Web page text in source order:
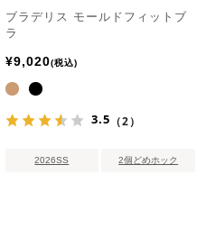
ブラデリス モールドフィットブ
ラ
¥9,020 税込
3.5 （2）
2026SS 2個どめホック